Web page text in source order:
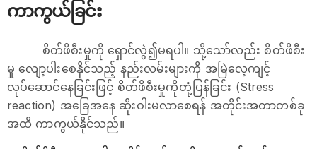
ကာကွယ်ခြင်း
စိတ်ဖိစီးမှုကို ရှောင်လွဲ၍မရပါ။ သို့သော်လည်း စိတ်ဖိစီး
မှု လျော့ပါးစေနိုင်သည့် နည်းလမ်းများကို အမြဲလေ့ကျင့်
လုပ်ဆောင်နေခြင်းဖြင့် စိတ်ဖိစီးမှုကိုတုံ့ပြန်ခြင်း (Stress
reaction) အခြေအနေ ဆိုးဝါးမလာစေရန် အတိုင်းအတာတစ်ခု
အထိ ကာကွယ်နိုင်သည်။